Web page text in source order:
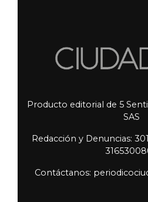
Producto editorial de 5
SAS
Redacción y Denuncias:
Contáctanos: